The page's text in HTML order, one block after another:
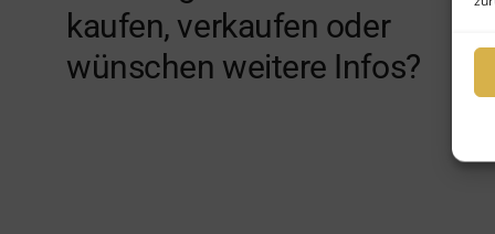
kaufen, verkaufen oder
wünschen weitere Infos?